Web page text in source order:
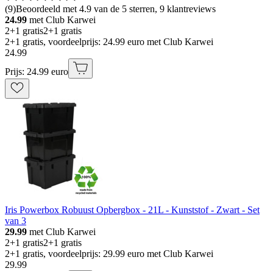
(9)Beoordeeld met 4.9 van de 5 sterren, 9 klantreviews
24.99 met Club Karwei
2+1 gratis2+1 gratis
2+1 gratis, voordeelprijs: 24.99 euro met Club Karwei
24.99
Prijs: 24.99 euro
Iris Powerbox Robuust Opbergbox - 21L - Kunststof - Zwart - Set
van 3
29.99 met Club Karwei
2+1 gratis2+1 gratis
2+1 gratis, voordeelprijs: 29.99 euro met Club Karwei
29.99